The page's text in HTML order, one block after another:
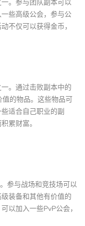
。参与团队副本可以
些高级公会，参与公
不仅可以获得金币，
。通过击败副本中的
的物品。这些物品可
适合自己职业的副
累财富。
参与战场和竞技场可以
装备和其他有价值的
以加入一些PvP公会，